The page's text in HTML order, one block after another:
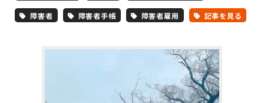
障害者 障害者手帳 障害者雇用 記事を見る